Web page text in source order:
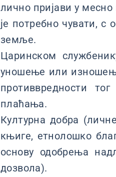
лично пријави у
је потребно чувати,
земље.
Царинском
уношење или
противвредности
плаћања.
Културна добра
књиге, етнолошко
основу одобрења
дозвола).